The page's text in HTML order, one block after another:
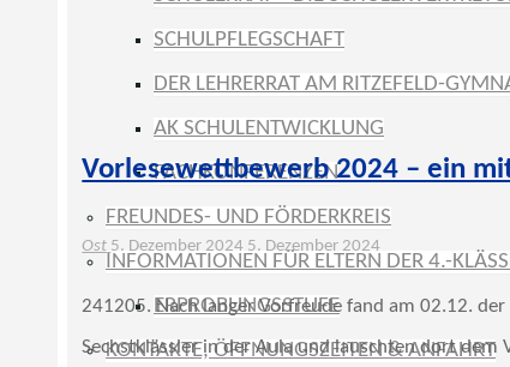
SCHULPFLEGSCHAFT
DER LEHRERRAT AM RITZEFELD-
AK SCHULENTWICKLUNG
FACHKONFERENZEN
FREUNDES- UND FÖRDERKREIS
INFORMATIONEN FÜR ELTERN DER 4.-
ERPROBUNGSSTUFE
KONTAKTE, ÖFFNUNGSZEITEN & ANFAHRT
Vorlesewettbewerb 2024 – ein
Ost 5. Dezember 2024 5. Dezember 2024
241205. Nach langer Vorfreude fand am 02.12.
Sechstklässler in der Aula und lauschten dort dem